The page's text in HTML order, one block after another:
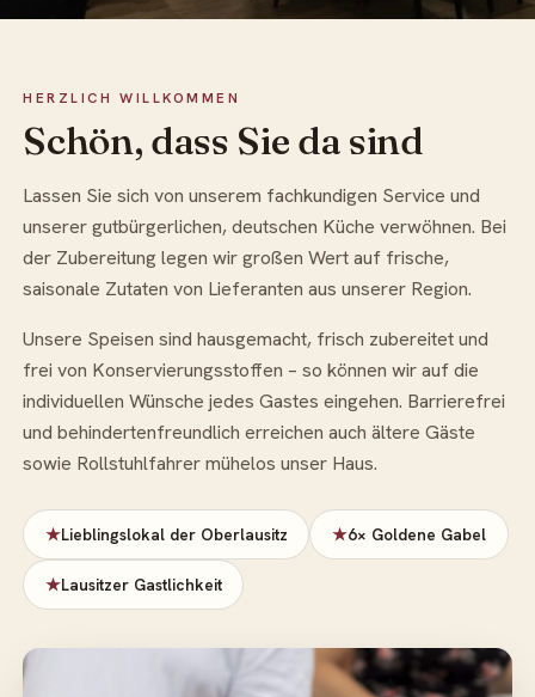
HERZLICH WILLKOMMEN
Schön, dass Sie da sind
Lassen Sie sich von unserem fachkundigen Service und
unserer gutbürgerlichen, deutschen Küche verwöhnen. Bei
der Zubereitung legen wir großen Wert auf frische,
saisonale Zutaten von Lieferanten aus unserer Region.
Unsere Speisen sind hausgemacht, frisch zubereitet und
frei von Konservierungsstoffen – so können wir auf die
individuellen Wünsche jedes Gastes eingehen. Barrierefrei
und behindertenfreundlich erreichen auch ältere Gäste
sowie Rollstuhlfahrer mühelos unser Haus.
★Lieblingslokal der Oberlausitz ★6× Goldene Gabel
★Lausitzer Gastlichkeit